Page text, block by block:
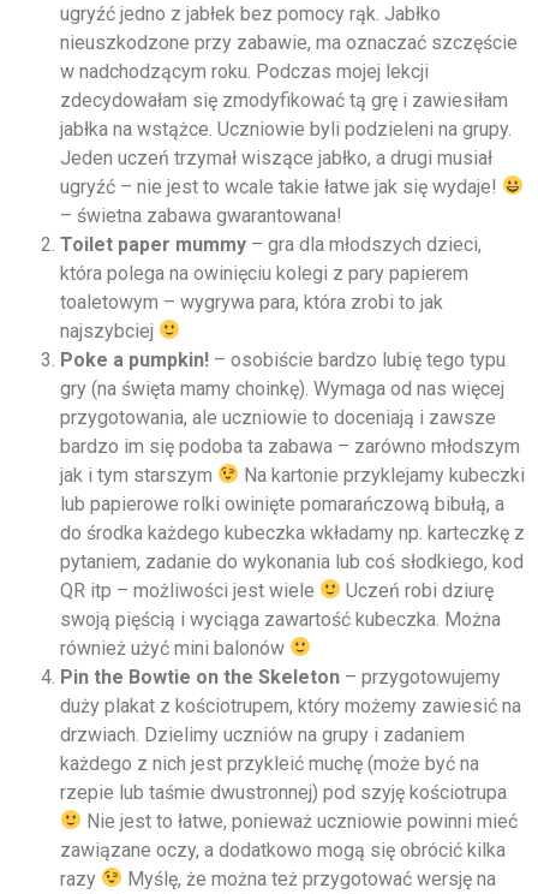
ugryźć jedno z jabłek bez pomocy rąk. Jabłko
nieuszkodzone przy zabawie, ma oznaczać szczęście
w nadchodzącym roku. Podczas mojej lekcji
zdecydowałam się zmodyfikować tą grę i zawiesiłam
jabłka na wstążce. Uczniowie byli podzieleni na grupy.
Jeden uczeń trzymał wiszące jabłko, a drugi musiał
ugryźć – nie jest to wcale takie łatwe jak się wydaje!
– świetna zabawa gwarantowana!
Toilet paper mummy – gra dla młodszych dzieci,
która polega na owinięciu kolegi z pary papierem
toaletowym – wygrywa para, która zrobi to jak
najszybciej
Poke a pumpkin! – osobiście bardzo lubię tego typu
gry (na święta mamy choinkę). Wymaga od nas więcej
przygotowania, ale uczniowie to doceniają i zawsze
bardzo im się podoba ta zabawa – zarówno młodszym
jak i tym starszym
Na kartonie przyklejamy kubeczki
lub papierowe rolki owinięte pomarańczową bibułą, a
do środka każdego kubeczka wkładamy np. karteczkę z
pytaniem, zadanie do wykonania lub coś słodkiego, kod
QR itp – możliwości jest wiele
Uczeń robi dziurę
swoją pięścią i wyciąga zawartość kubeczka. Można
również użyć mini balonów
Pin the Bowtie on the Skeleton – przygotowujemy
duży plakat z kościotrupem, który możemy zawiesić na
drzwiach. Dzielimy uczniów na grupy i zadaniem
każdego z nich jest przykleić muchę (może być na
rzepie lub taśmie dwustronnej) pod szyję kościotrupa
Nie jest to łatwe, ponieważ uczniowie powinni mieć
zawiązane oczy, a dodatkowo mogą się obrócić kilka
razy
Myślę, że można też przygotować wersję na